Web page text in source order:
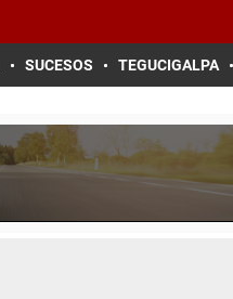
SUCESOS TEGUCIGALPA